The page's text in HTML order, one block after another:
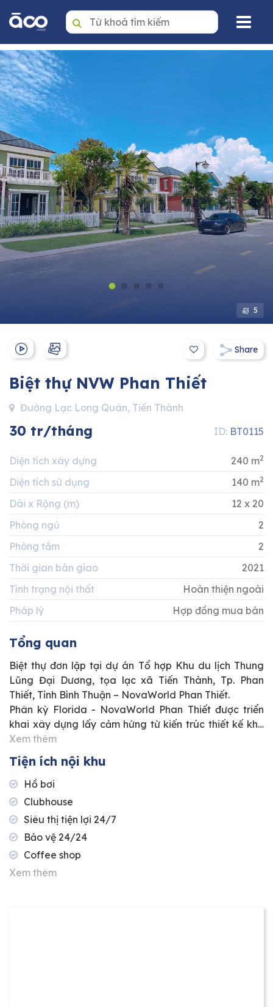
Trang nhất
Mua
Thuê
Dự án
Văn phòng
Tin tức
Giới thiệu
Dịch vụ quản lý BĐS
Liên hệ
0911 832 832
5
Share
Biệt thự NVW Phan Thiết
Đường Lạc Long Quân, Tiến Thành
30 tr/tháng ID: BT0115
Diện tích xây dựng 240 m2
Diện tích sử dụng 140 m2
Dài x Rộng (m)
12 x 20
Phòng ngủ
2
Phòng tắm
2
Thời gian bàn giao
2021
Tình trạng nội thất
Hoàn thiện ngoài
Pháp lý
Hợp đồng mua bán
Tổng quan
Biệt thự đơn lập tại dự án Tổ hợp Khu du lịch Thung
Lũng Đại Dương, tọa lạc xã Tiến Thành, Tp. Phan
Thiết, Tỉnh Bình Thuận – NovaWorld Phan Thiết.
Phân kỳ Florida - NovaWorld Phan Thiết được triển
khai xây dựng lấy cảm hứng từ kiến trúc thiết kế khu
vực Florida tại vùng Nam Mỹ. Nơi đây bố trí các căn
biệt thự hiện đại, siêu sang và các căn nhà phố rực rỡ
sắc màu hòa cùng khoảng không gian sống xanh của
vườn cây tươi mát, trong lành. Tầm view nhìn của các
sản phẩm tuyệt đẹp đã giúp kiến tạo nên một không
gian sống tràn đầy năng lượng và cảm hứng.
"With you, alàla is home"
Xem thêm
Tiện ích nội khu
Hồ bơi
Clubhouse
Siêu thị tiện lợi 24/7
Bảo vệ 24/24
Coffee shop
Xem thêm